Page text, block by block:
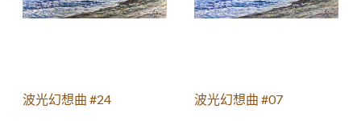
波光幻想曲 #24 波光幻想曲 #07